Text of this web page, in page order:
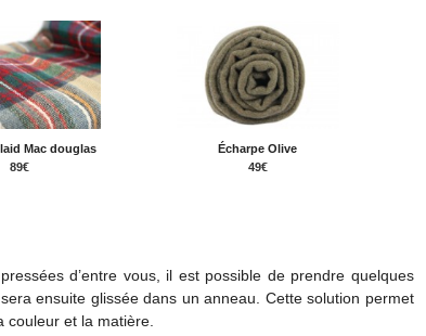
Mac douglas
89€
Écharpe Olive
49€
d’entre vous, il est possible de prendre quelques
ensuite glissée dans un anneau. Cette solution permet
et la matière.